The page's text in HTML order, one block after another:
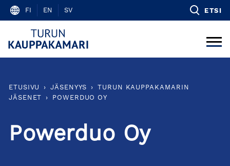
Skip
content
FI EN SV ETSI
ETUSIVU › JÄSENYYS ›
TURUN KAUPPAKAMARIN
JÄSENET
› POWERDUO OY
Powerduo Oy